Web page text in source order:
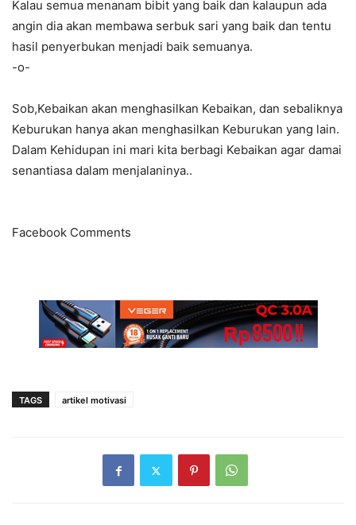
Kalau semua menanam bibit yang baik dan kalaupun ada
angin dia akan membawa serbuk sari yang baik dan tentu
hasil penyerbukan menjadi baik semuanya.
-o-
Sob,Kebaikan akan menghasilkan Kebaikan, dan sebaliknya
Keburukan hanya akan menghasilkan Keburukan yang lain.
Dalam Kehidupan ini mari kita berbagi Kebaikan agar damai
senantiasa dalam menjalaninya..
Facebook Comments
TAGS artikel motivasi